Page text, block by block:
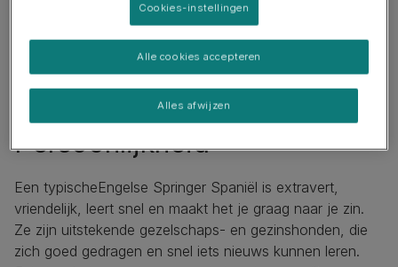
Persoonlijkheid
Een typischeEngelse Springer Spaniël is extravert,
vriendelijk, leert snel en maakt het je graag naar je zin.
Ze zijn uitstekende gezelschaps- en gezinshonden, die
zich goed gedragen en snel iets nieuws kunnen leren.
Cookies-instellingen
Alles afwijzen
Alle cookies accepteren